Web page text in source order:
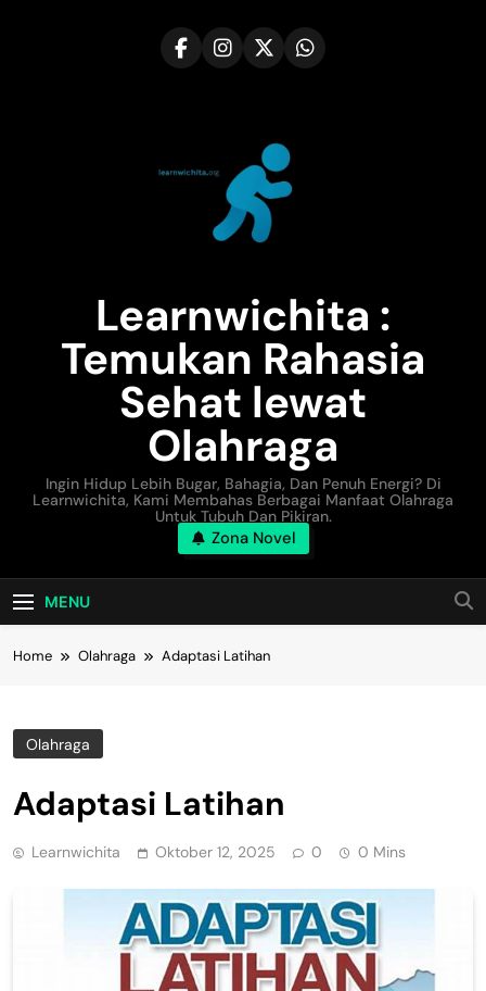
Learnwichita :
Temukan Rahasia
Sehat lewat
Olahraga
Ingin Hidup Lebih Bugar, Bahagia, Dan Penuh Energi? Di
Learnwichita, Kami Membahas Berbagai Manfaat Olahraga
Untuk Tubuh Dan Pikiran.
Zona Novel
MENU
Home Olahraga Adaptasi Latihan
Olahraga
Adaptasi Latihan
Learnwichita Oktober 12, 2025 0 0 Mins